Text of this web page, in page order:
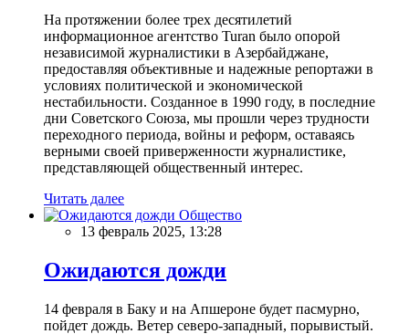
На протяжении более трех десятилетий
информационное агентство Turan было опорой
независимой журналистики в Азербайджане,
предоставляя объективные и надежные репортажи в
условиях политической и экономической
нестабильности. Созданное в 1990 году, в последние
дни Советского Союза, мы прошли через трудности
переходного периода, войны и реформ, оставаясь
верными своей приверженности журналистике,
представляющей общественный интерес.
Читать далее
Общество
13 февраль 2025, 13:28
Ожидаются дожди
14 февраля в Баку и на Апшероне будет пасмурно,
пойдет дождь. Ветер северо-западный, порывистый.